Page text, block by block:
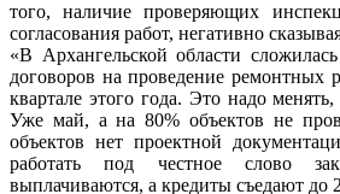
того, наличие проверяющих
согласования работ, негативно
«В Архангельской области
договоров на проведение ремонтных
квартале этого года. Это надо
Уже май, а на 80% объектов не
объектов нет проектной
работать под честное слово
выплачиваются, а кредиты съедают до